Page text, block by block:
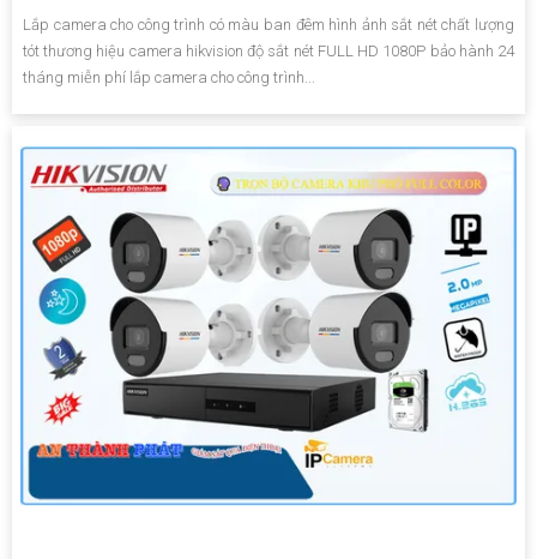
Lắp camera cho công trình có màu ban đêm hình ảnh sắt nét chất lượng
tót thương hiệu camera hikvision độ sắt nét FULL HD 1080P bảo hành 24
tháng miễn phí lắp camera cho công trình...